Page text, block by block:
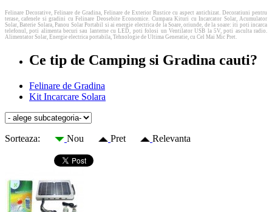
Felinare Decorative, Felinare de Gradina, Felinare de Exterior Rustice cu aspect antichizat. Decoratiuni pentru
terase, cafenele si gradini cu Felinare Deosebite Economice. Cumpara Kituri cu Incarcator Solar, Acumulator
Solar, Baterie Solara, Panou Solar Portabil si ai energie electrica de la Soare, oriunde, de la soare: iti poti incarca
telefonul, poti alimenta becuri sau lanterne cu LED, poti folosi un Ventilator USB la 5V, poti asculta radio.
Alimentator Solar, Energie electrica portabila, Tehnologie de Ultima Generatie, cu Cel Mai Mic Pret.
Ce tip de Camping si Gradina cauti?
Felinare de Gradina
Kit Incarcare Solara
Sorteaza: Nou Pret Relevanta